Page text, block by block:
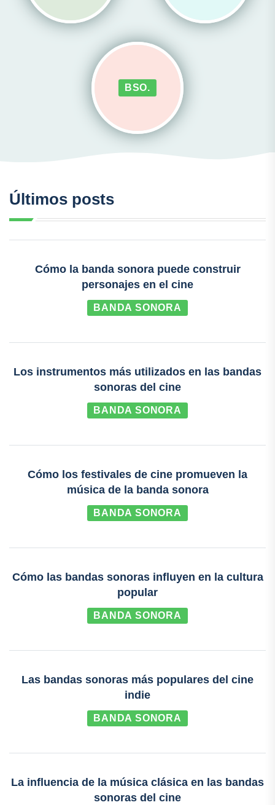
BSO.
Últimos posts
Cómo la banda sonora puede construir
personajes en el cine
BANDA SONORA
Los instrumentos más utilizados en las bandas
sonoras del cine
BANDA SONORA
Cómo los festivales de cine promueven la
música de la banda sonora
BANDA SONORA
Cómo las bandas sonoras influyen en la cultura
popular
BANDA SONORA
Las bandas sonoras más populares del cine
indie
BANDA SONORA
La influencia de la música clásica en las bandas
sonoras del cine